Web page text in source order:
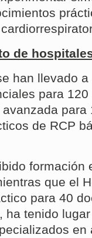
de
han llevado
para
de RCP
formación
que el
para 40
ha tenido